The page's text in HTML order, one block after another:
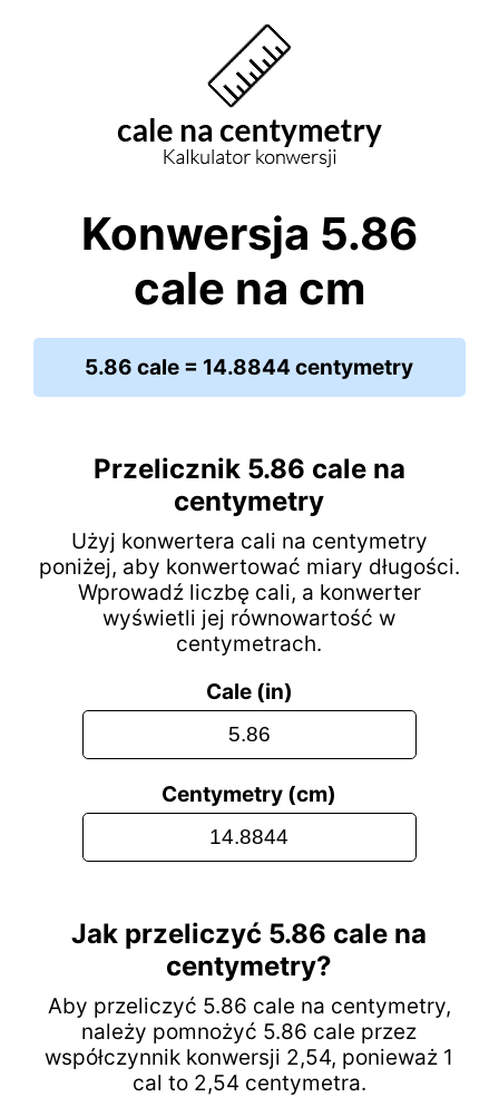
Konwersja 5.86
cale na cm
5.86 cale = 14.8844 centymetry
Przelicznik 5.86 cale na
centymetry
Użyj konwertera cali na centymetry
poniżej, aby konwertować miary długości.
Wprowadź liczbę cali, a konwerter
wyświetli jej równowartość w
centymetrach.
Cale (in)
Centymetry (cm)
Jak przeliczyć 5.86 cale na
centymetry?
Aby przeliczyć 5.86 cale na centymetry,
należy pomnożyć 5.86 cale przez
współczynnik konwersji 2,54, ponieważ 1
cal to 2,54 centymetra.